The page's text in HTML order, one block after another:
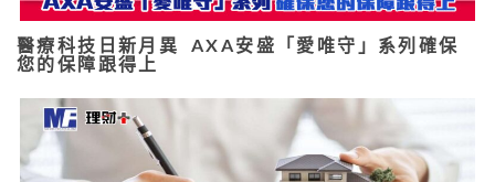
醫療科技日新月異 AXA安盛「愛唯守」系列確保
您的保障跟得上